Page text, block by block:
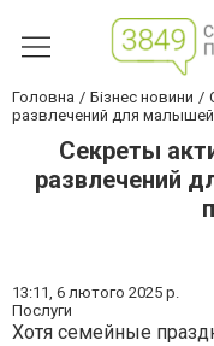
Головна Бізнес новини
развлечений для
Секреты
развлечений
13:11, 6 лютого 2025 р.
Послуги
Хотя семейные